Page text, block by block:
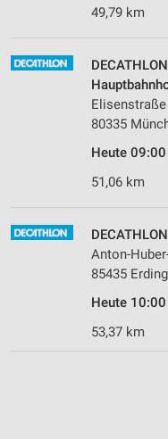
49,79 km
80335
Heute
51,06 km
Anton-
85435 Erding
Heute
53,37 km